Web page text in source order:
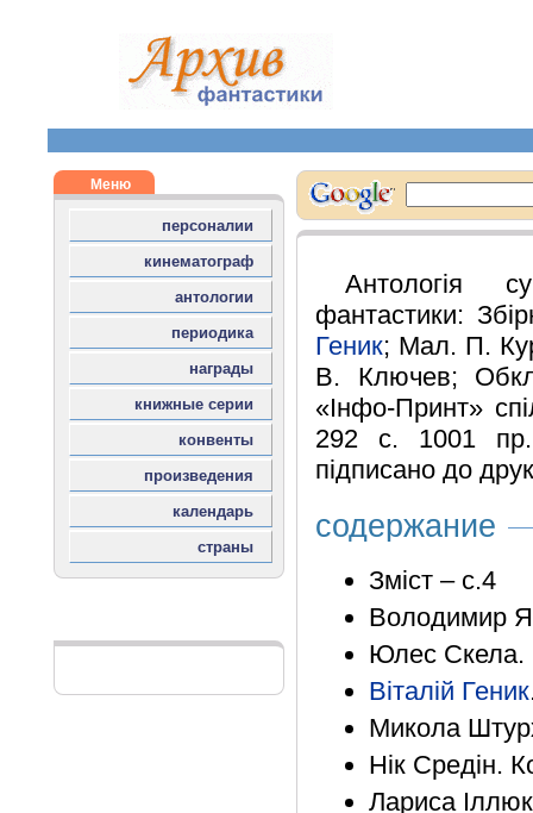
Антологія
фантастики:
Геник; Мал. П.
В. Ключев;
«Інфо-Принт»
292 с. 1001
підписано до
содержание
Зміст – с.4
Володимир
Юлес Скела.
Віталій Геник
Микола
Нік Средін.
Лариса